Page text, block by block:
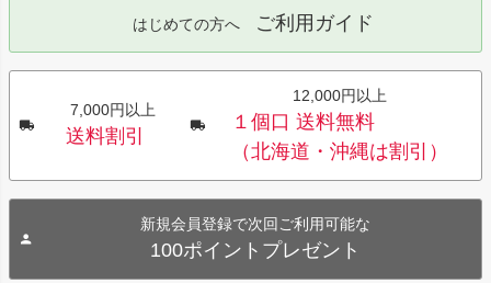
はじめての方へ ご利用ガイド
7,000円以上
送料割引
12,000円以上
１個口 送料無料
（北海道・沖縄は割引）
新規会員登録で次回ご利用可能な
100ポイントプレゼント